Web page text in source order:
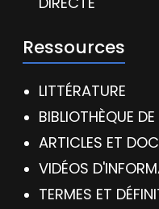
Ressources
LITTÉRATURE
BIBLIOTHÈQUE DE
ARTICLES ET
VIDÉOS
TERMES ET